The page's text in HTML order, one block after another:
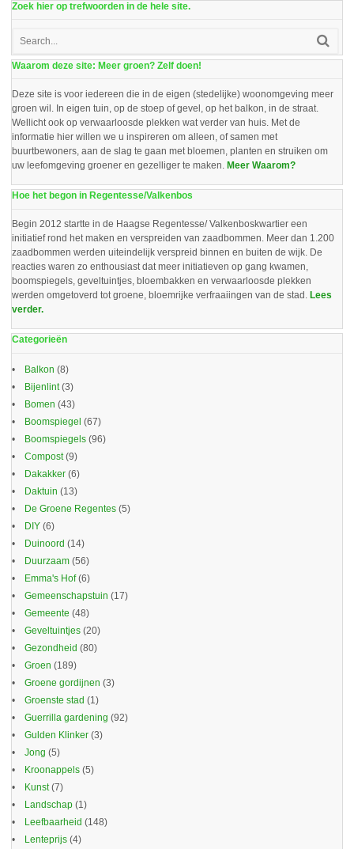
Zoek hier op trefwoorden in de hele site.
Waarom deze site: Meer groen? Zelf doen!
Deze site is voor iedereen die in de eigen (stedelijke) woonomgeving meer
groen wil. In eigen tuin, op de stoep of gevel, op het balkon, in de straat.
Wellicht ook op verwaarloosde plekken wat verder van huis. Met de
informatie hier willen we u inspireren om alleen, of samen met
buurtbewoners, aan de slag te gaan met bloemen, planten en struiken om
uw leefomgeving groener en gezelliger te maken. Meer Waarom?
Hoe het begon in Regentesse/Valkenbos
Begin 2012 startte in de Haagse Regentesse/ Valkenboskwartier een
initiatief rond het maken en verspreiden van zaadbommen. Meer dan 1.200
zaadbommen werden uiteindelijk verspreid binnen en buiten de wijk. De
reacties waren zo enthousiast dat meer initiatieven op gang kwamen,
boomspiegels, geveltuintjes, bloembakken en verwaarloosde plekken
werden omgetoverd tot groene, bloemrijke verfraaiingen van de stad. Lees
verder.
Categorieën
Balkon (8)
Bijenlint(3)
Bomen (43)
Boomspiegel (67)
Boomspiegels (96)
Compost(9)
Dakakker (6)
Daktuin (13)
De Groene Regentes (5)
DIY (6)
Duinoord (14)
Duurzaam (56)
Emma's Hof(6)
Gemeenschapstuin (17)
Gemeente (48)
Geveltuintjes (20)
Gezondheid (80)
Groen (189)
Groene gordijnen (3)
Groenste stad (1)
Guerrilla gardening (92)
Gulden Klinker (3)
Jong (5)
Kroonappels (5)
Kunst(7)
Landschap (1)
Leefbaarheid (148)
Lenteprijs (4)